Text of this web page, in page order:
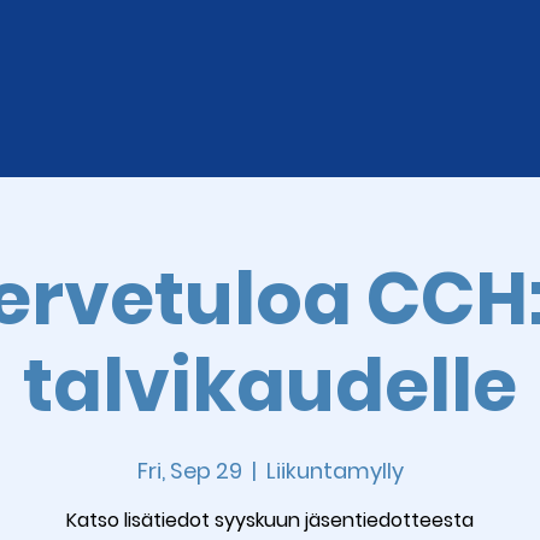
talvikaudelle
Fri, Sep 29
  |
Liikuntamylly
Katso lisätiedot syyskuun jäsentiedotteesta